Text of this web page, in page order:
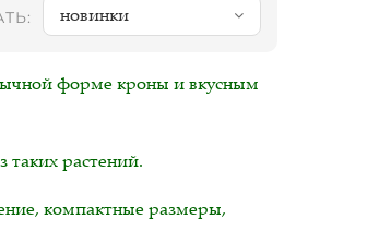
новинки
форме кроны и вкусным
растений.
компактные размеры,